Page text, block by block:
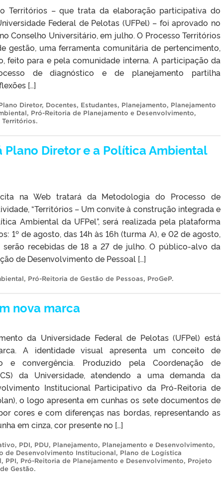
Territórios – que trata da elaboração participativa do
Federal de Pelotas (UFPel) – foi aprovado no
Conselho Universitário, em julho. O Processo Territórios
gestão, uma ferramenta comunitária de pertencimento,
feito para e pela comunidade interna. A participação da
de diagnóstico e de planejamento partilha
[…]
Diretor, Docentes, Estudantes, Planejamento, Planejamento
, Pró-Reitoria de Planejamento e Desenvolvimento,
Territórios.
Plano Diretor e a Política Ambiental
na Web tratará da Metodologia do Processo de
“Territórios – Um convite à construção integrada e
Ambiental da UFPel”, será realizada pela plataforma
1º de agosto, das 14h às 16h (turma A), e 02 de agosto,
serão recebidas de 18 a 27 de julho. O público-alvo da
de Desenvolvimento de Pessoal […]
, Pró-Reitoria de Gestão de Pessoas, ProGeP.
nova marca
da Universidade Federal de Pelotas (UFPel) está
A identidade visual apresenta um conceito de
e convergência. Produzido pela Coordenação de
da Universidade, atendendo a uma demanda da
Institucional Participativo da Pró-Reitoria de
o logo apresenta em cunhas os sete documentos de
cores e com diferenças nas bordas, representando as
em cinza, cor presente no […]
, PDI, PDU, Planejamento, Planejamento e Desenvolvimento,
de Desenvolvimento Institucional, Plano de Logística
, PPI, Pró-Reitoria de Planejamento e Desenvolvimento, Projeto
Gestão.